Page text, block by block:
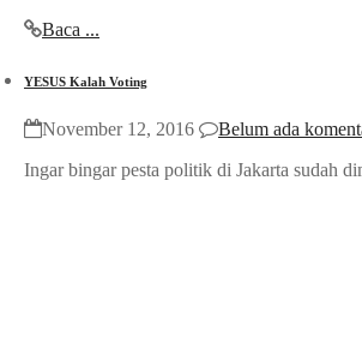
Baca ...
YESUS Kalah Voting
November 12, 2016 Belum ada
Ingar bingar pesta politik di Jakarta sudah